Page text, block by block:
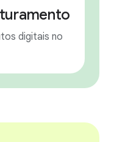
digitais no